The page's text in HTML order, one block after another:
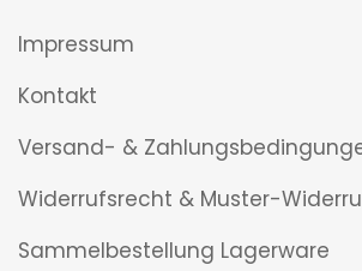
Impressum
Kontakt
Versand- &
Widerrufsrecht & Muster-
Sammelbestellung Lagerware